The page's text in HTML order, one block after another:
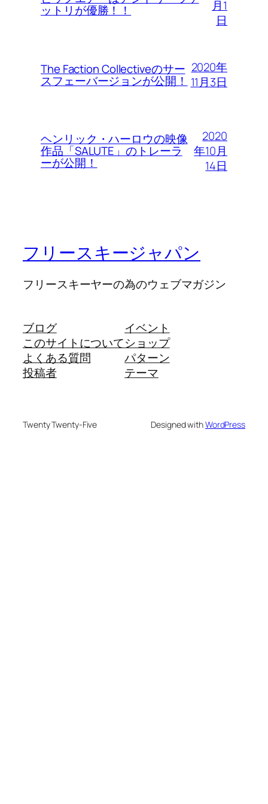
ットリが優勝！！
月1
日
The Faction Collectiveのサー
スフェーバージョンが公開！
2020年
11月3日
ヘンリック・ハーロウの映像
作品「SALUTE」のトレーラ
ーが公開！
2020
年10月
14日
フリースキージャパン
フリースキーヤーの為のウェブマガジン
ブログ
このサイトについて
よくある質問
投稿者
イベント
ショップ
パターン
テーマ
Twenty Twenty-Five Designed withWordPress